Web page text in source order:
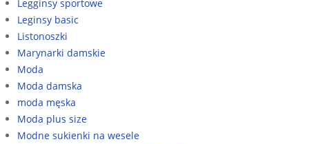
Legginsy sportowe
Leginsy basic
Listonoszki
Marynarki damskie
Moda
Moda damska
moda męska
Moda plus size
Modne sukienki na wesele